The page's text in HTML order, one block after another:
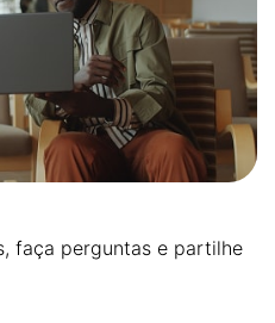
faça perguntas e partilhe